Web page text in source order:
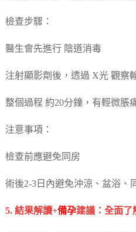
檢查步驟：
醫生會先進行 陰道消毒
注射顯影劑後，透過 X光 觀察
整個過程 約20分鐘，有輕微脹
注意事項：
檢查前應避免同房
術後2-3日內避免沖涼、盆浴、
5. 結果解讀+備孕建議：全面了